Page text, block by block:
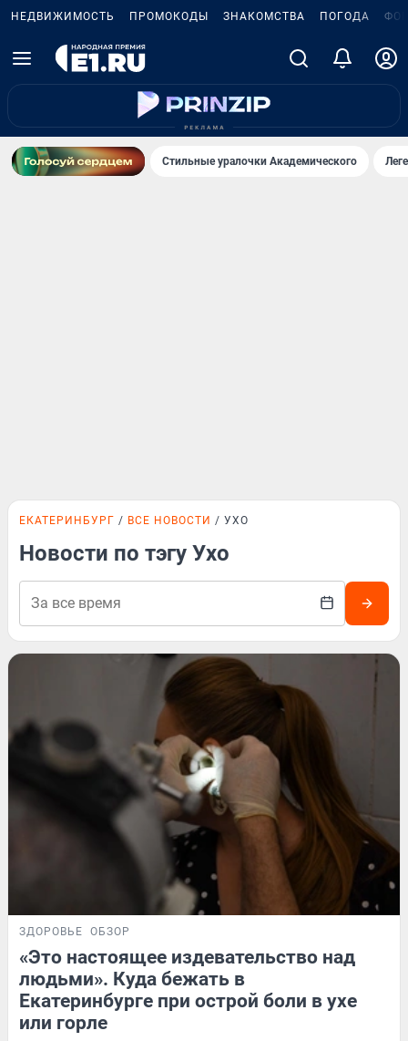
НЕДВИЖИМОСТЬ ПРОМОКОДЫ ЗНАКОМСТВА ПОГОДА
Стильные уралочки Академического
ЕКАТЕРИНБУРГ ВСЕ НОВОСТИ УХО
Новости по тэгу Ухо
ЗДОРОВЬЕ ОБЗОР
«Это настоящее издевательство над
людьми». Куда бежать в
Екатеринбурге при острой боли в ухе
или горле